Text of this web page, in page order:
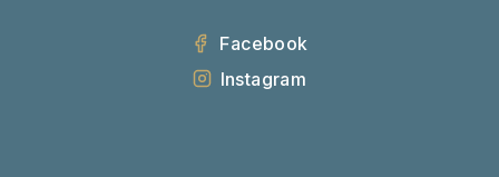
Facebook
Instagram